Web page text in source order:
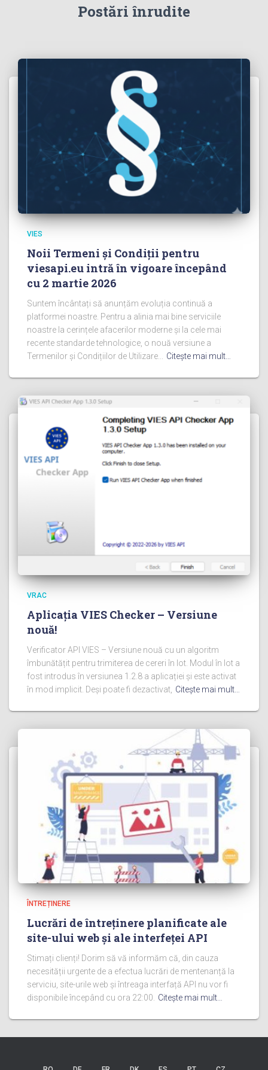
Postări înrudite
VIES
Noii Termeni și Condiții pentru
viesapi.eu intră în vigoare începând
cu 2 martie 2026
Suntem încântați să anunțăm evoluția continuă a
platformei noastre. Pentru a alinia mai bine serviciile
noastre la cerințele afacerilor moderne și la cele mai
recente standarde tehnologice, o nouă versiune a
Termenilor și Condițiilor de Utilizare...
Citeşte mai mult…
VRAC
Aplicația VIES Checker – Versiune
nouă!
Verificator API VIES – Versiune nouă cu un algoritm
îmbunătățit pentru trimiterea de cereri în lot. Modul în lot a
fost introdus în versiunea 1.2.8 a aplicației și este activat
în mod implicit. Deși poate fi dezactivat, Citeşte mai mult…
ÎNTREȚINERE
Lucrări de întreținere planificate ale
site-ului web și ale interfeței API
Stimați clienți! Dorim să vă informăm că, din cauza
necesității urgente de a efectua lucrări de mentenanță la
serviciu, site-urile web și întreaga interfață API nu vor fi
disponibile începând cu ora 22:00. Citeşte mai mult…